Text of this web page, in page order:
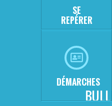
SE
REPÉRER
DÉMARCHES